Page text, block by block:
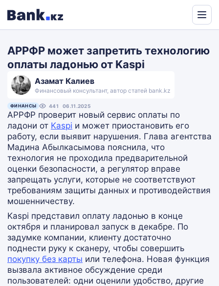
Translate
АРРФР может запретить технологию
оплаты ладонью от Kaspi
Азамат Калиев
Финансовый консультант, автор статей bank.kz
ФИНАНСЫ 441 06.11.2025
АРРФР проверит новый сервис оплаты по
ладони от Kaspi и может приостановить его
работу, если выявит нарушения. Глава агентства
Мадина Абылкасымова пояснила, что
технология не проходила предварительной
оценки безопасности, а регулятор вправе
запрещать услуги, которые не соответствуют
требованиям защиты данных и противодействия
мошенничеству.
Kaspi представил оплату ладонью в конце
октября и планировал запуск в декабре. По
задумке компании, клиенту достаточно
поднести руку к сканеру, чтобы совершить
покупку без карты или телефона. Новая функция
вызвала активное обсуждение среди
пользователей: одни оценили удобство, другие